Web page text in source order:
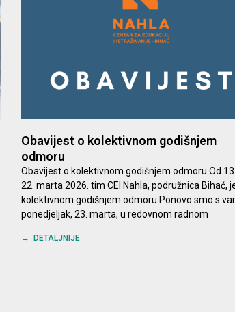
Obavijest o kolektivnom godišnjem
odmoru
Obavijest o kolektivnom godišnjem odmoru Od
22. marta 2026. tim CEI Nahla, podružnica Bihać,
kolektivnom godišnjem odmoru.Ponovo smo s
ponedjeljak, 23. marta, u redovnom radnom
→ DETALJNIJE